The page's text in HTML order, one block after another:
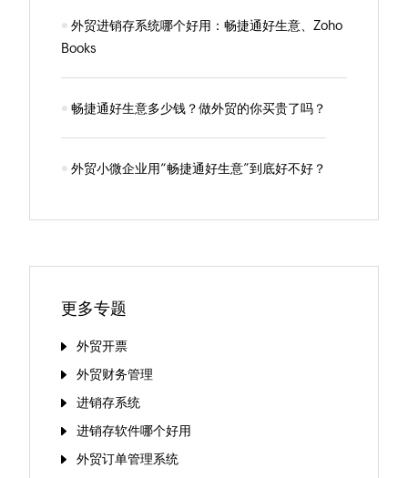
外贸进销存系统哪个好用：畅捷通好生意、Zoho
Books
畅捷通好生意多少钱？做外贸的你买贵了吗？
外贸小微企业用“畅捷通好生意”到底好不好？
更多专题
外贸开票
外贸财务管理
进销存系统
进销存软件哪个好用
外贸订单管理系统